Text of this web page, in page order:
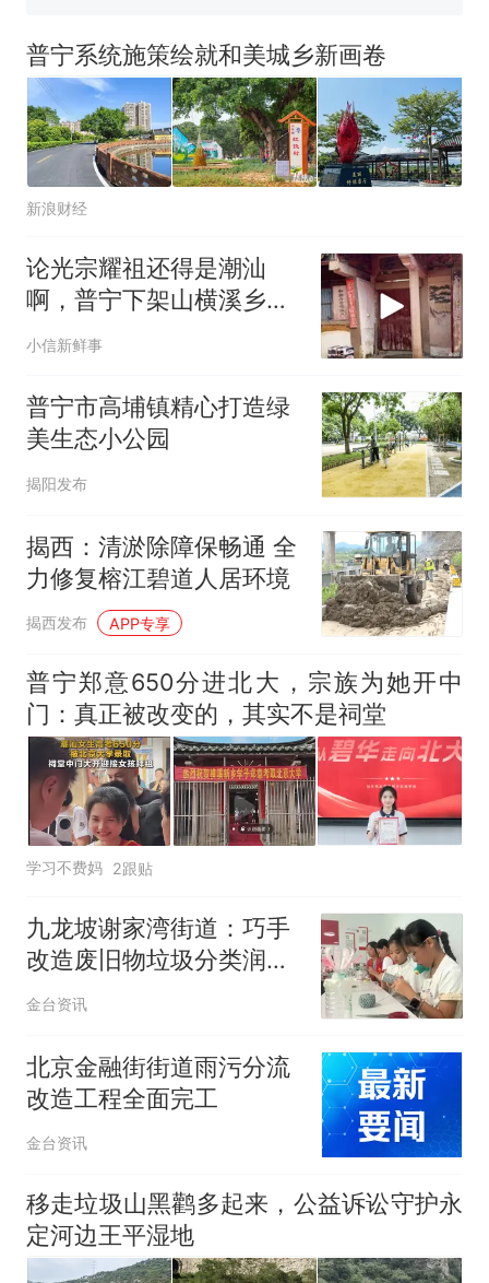
核查
力已达15级 最新研判
热 那个在床头放菜刀的女孩，
因老师一句“跟我回家”改写了
人生
普宁系统施策绘就和美城乡新画卷
新浪财经
论光宗耀祖还得是潮汕
啊，普宁下架山横溪乡首
次有学生录取北大
小信新鲜事
普宁市高埔镇精心打造绿
美生态小公园
揭阳发布
揭西：清淤除障保畅通 全
力修复榕江碧道人居环境
揭西发布 APP专享
普宁郑意650分进北大，宗族为她开中
门：真正被改变的，其实不是祠堂
学习不费妈 2跟贴
九龙坡谢家湾街道：巧手
改造废旧物垃圾分类润童
心
金台资讯
北京金融街街道雨污分流
改造工程全面完工
金台资讯
移走垃圾山黑鹳多起来，公益诉讼守护永
定河边王平湿地